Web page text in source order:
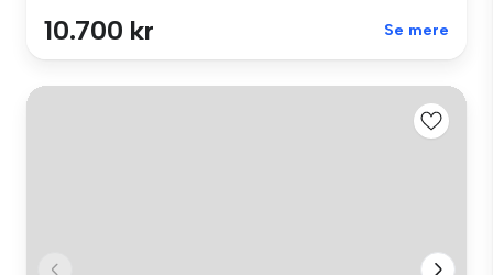
10.700 kr Se mere